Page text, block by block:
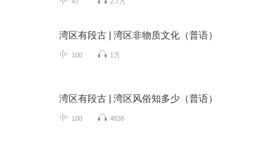
湾区有段古 | 湾区非物质文化（普语）
100 1万
湾区有段古 | 湾区风俗知多少（普语）
100 4838